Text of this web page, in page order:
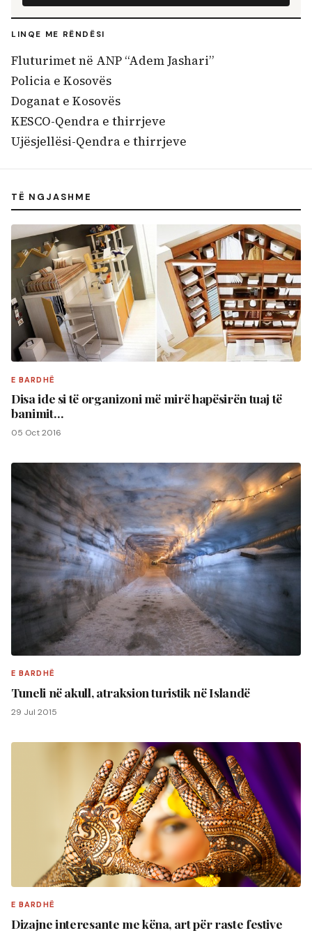
LINQE ME RËNDËSI
Fluturimet në ANP “Adem Jashari”
Policia e Kosovës
Doganat e Kosovës
KESCO-Qendra e thirrjeve
Ujësjellësi-Qendra e thirrjeve
TË NGJASHME
E BARDHË
Disa ide si të organizoni më mirë hapësirën tuaj të
banimit…
05 Oct 2016
E BARDHË
Tuneli në akull, atraksion turistik në Islandë
29 Jul 2015
E BARDHË
Dizajne interesante me këna, art për raste festive